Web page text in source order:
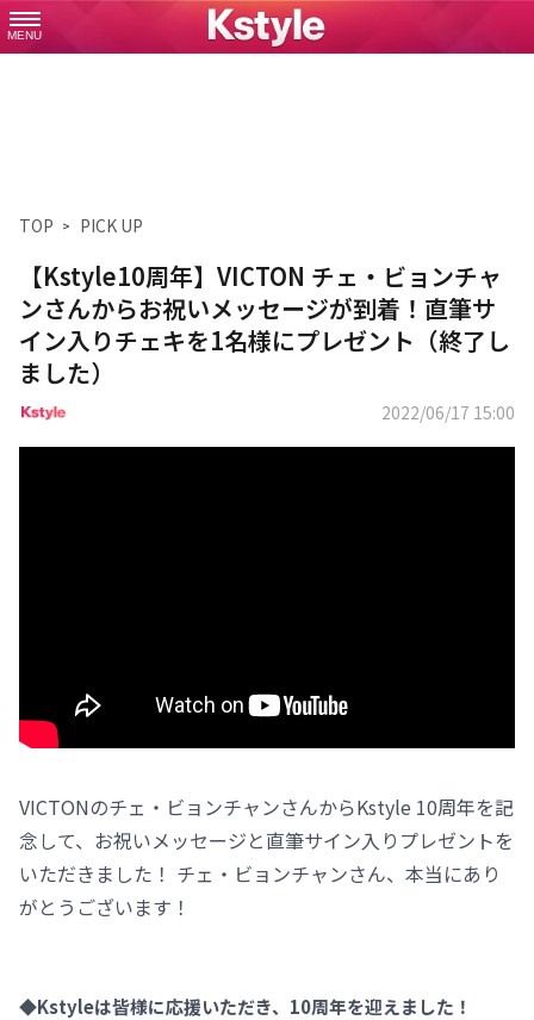
MENU
TOP PICK UP
【Kstyle10周年】VICTON チェ・ビョンチャ
ンさんからお祝いメッセージが到着！直筆サ
イン入りチェキを1名様にプレゼント（終了し
ました）
2022/06/17 15:00
VICTONのチェ・ビョンチャンさんからKstyle 10周年を記
念して、お祝いメッセージと直筆サイン入りプレゼントを
いただきました！ チェ・ビョンチャンさん、本当にあり
がとうございます！
◆Kstyleは皆様に応援いただき、10周年を迎えました！